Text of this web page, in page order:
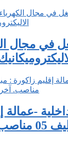
-عمالة